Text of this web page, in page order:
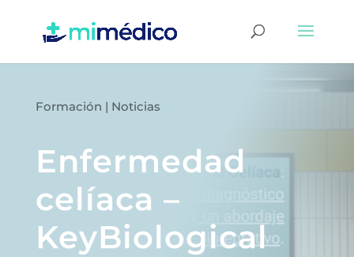
Formación | Noticias
Enfermedad
celíaca –
KeyBiological